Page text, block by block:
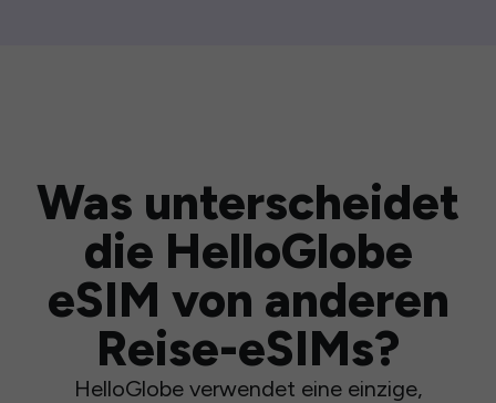
Was unterscheidet
die HelloGlobe
eSIM von anderen
Reise-eSIMs?
HelloGlobe verwendet eine einzige,